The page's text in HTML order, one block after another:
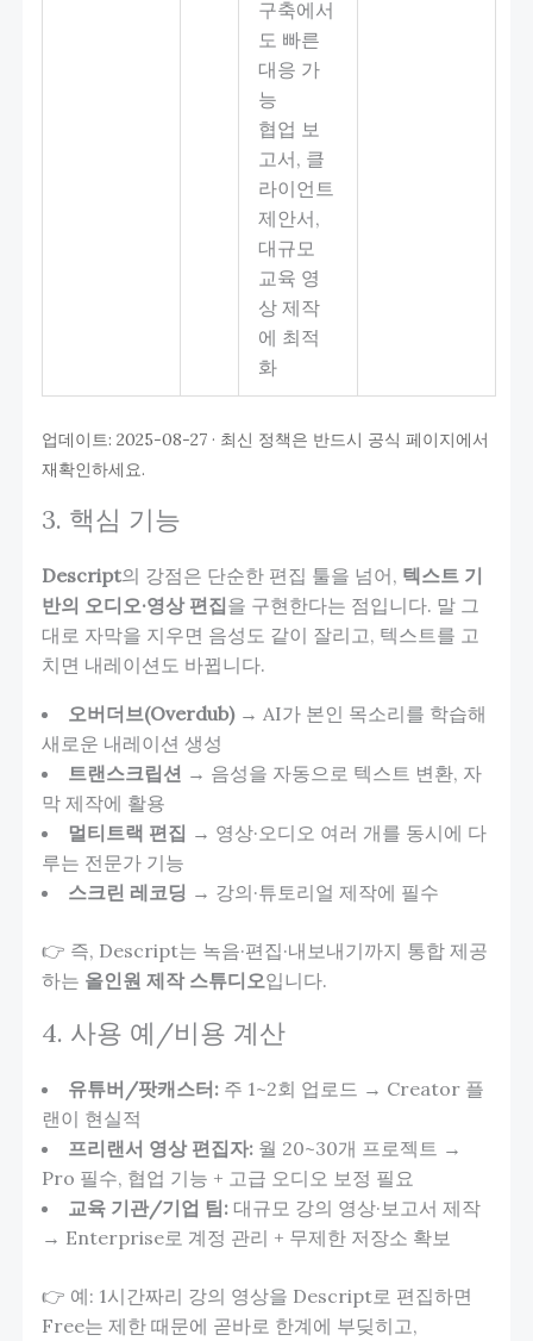
구축에서
도 빠른
대응 가
능
협업 보
고서, 클
라이언트
제안서,
대규모
교육 영
상 제작
에 최적
화
업데이트: 2025-08-27 · 최신 정책은 반드시 공식 페이지에서
재확인하세요.
3. 핵심 기능
Descript의 강점은 단순한 편집 툴을 넘어, 텍스트 기
반의 오디오·영상 편집을 구현한다는 점입니다. 말 그
대로 자막을 지우면 음성도 같이 잘리고, 텍스트를 고
치면 내레이션도 바뀝니다.
오버더브(Overdub)→ AI가 본인 목소리를 학습해
새로운 내레이션 생성
트랜스크립션 → 음성을 자동으로 텍스트 변환, 자
막 제작에 활용
멀티트랙 편집 → 영상·오디오 여러 개를 동시에 다
루는 전문가 기능
스크린 레코딩 → 강의·튜토리얼 제작에 필수
👉 즉, Descript는 녹음·편집·내보내기까지 통합 제공
하는 올인원 제작 스튜디오입니다.
4. 사용 예/비용 계산
유튜버/팟캐스터:주 1~2회 업로드 → Creator 플
랜이 현실적
프리랜서 영상 편집자:월 20~30개 프로젝트 →
Pro 필수, 협업 기능 + 고급 오디오 보정 필요
교육 기관/기업 팀:대규모 강의 영상·보고서 제작
→ Enterprise로 계정 관리 + 무제한 저장소 확보
👉 예: 1시간짜리 강의 영상을 Descript로 편집하면
Free는 제한 때문에 곧바로 한계에 부딪히고,